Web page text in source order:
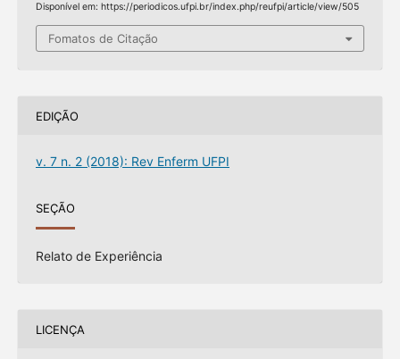
Disponível em: https://periodicos.ufpi.br/index.php/reufpi/article/view/505
Fomatos de Citação
EDIÇÃO
v. 7 n. 2 (2018): Rev Enferm UFPI
SEÇÃO
Relato de Experiência
LICENÇA